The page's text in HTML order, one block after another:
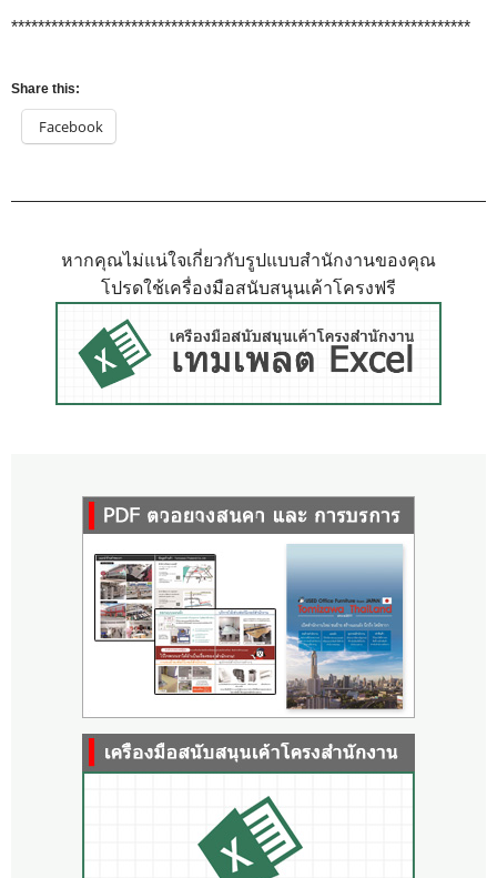
*********************************************************************
Share this:
Facebook
หากคุณไม่แน่ใจเกี่ยวกับรูปแบบสำนักงานของคุณ
โปรดใช้เครื่องมือสนับสนุนเค้าโครงฟรี